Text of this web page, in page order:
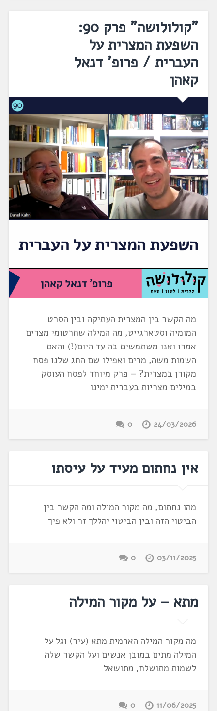
"קולולושה" פרק 90:
השפעת המצרית על
העברית / פרופ' דנאל
קאהן
מה הקשר בין המצרית העתיקה ובין הסרט
המומיה וסטארגייט, מה המילה שחרטומי מצרים
אמרו ואנו משתמשים בה עד היום(!) והאם
השמות משה, מרים ואפילו שם החג שלנו פסח
מקורן במצרית? – פרק מיוחד לפסח העוסק
במילים מצריות בעברית ימינו
24/03/2026
0
אין נחתום מעיד על עיסתו
מהו נחתום, מה מקור המילה ומה הקשר בין
הביטוי הזה ובין הביטוי יהללך זר ולא פיך
03/11/2025
0
מתא – על מקור המילה
מה מקור המילה הארמית מתא (עיר) וגל על
המילה מתים במובן אנשים ועל הקשר שלה
לשמות מתושלח, מתושאל
11/06/2025
0